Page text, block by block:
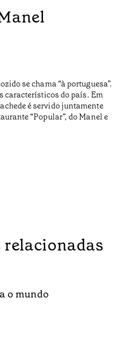
se chama “à portuguesa”.
característicos do país. Em
é servido juntamente
“Popular”, do Manel e
relacionadas
o mundo